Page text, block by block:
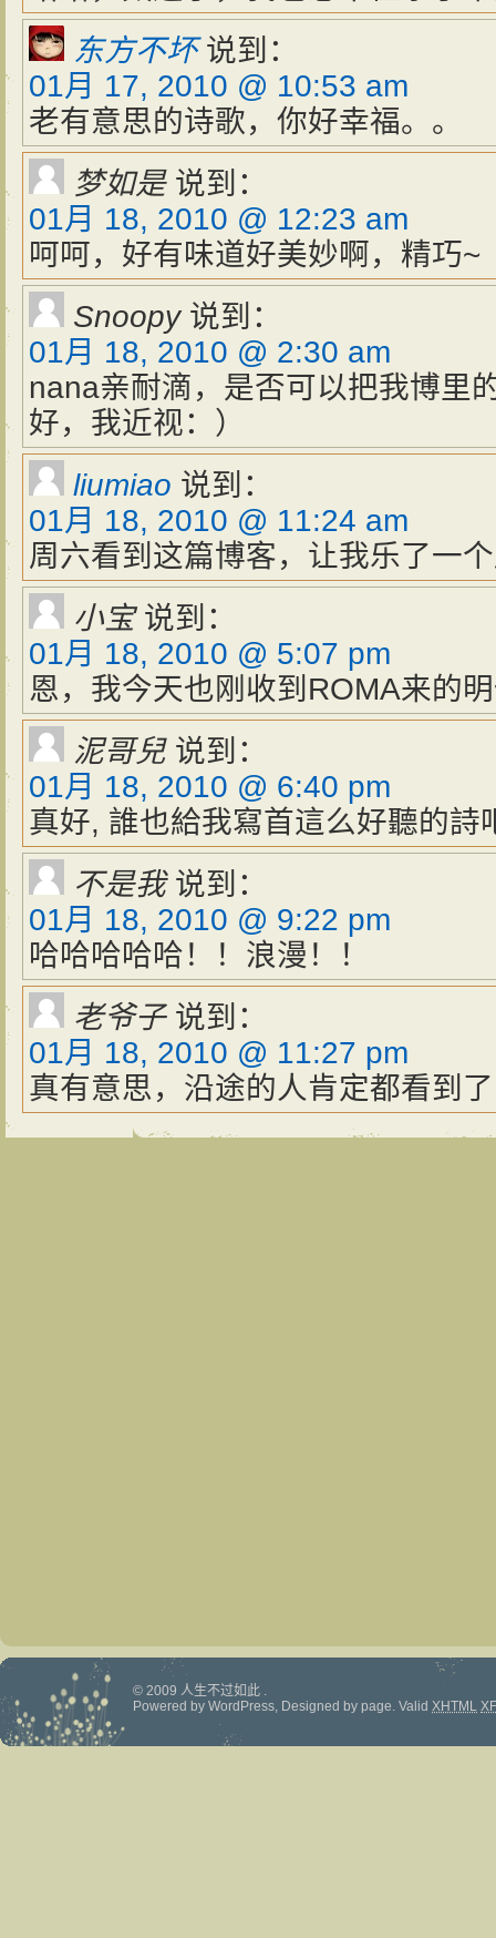
东方不坏 说到：
01月 17, 2010 @ 10:53 am
老有意思的诗歌，你好幸福。。
梦如是 说到：
01月 18, 2010 @ 12:23 am
呵呵，好有味道好美妙啊，精巧~
Snoopy 说到：
01月 18, 2010 @ 2:30 am
nana亲耐滴，是否可以把我博里
好，我近视：）
liumiao 说到：
01月 18, 2010 @ 11:24 am
周六看到这篇博客，让我乐了一
小宝 说到：
01月 18, 2010 @ 5:07 pm
恩，我今天也刚收到ROMA来的
泥哥兒 说到：
01月 18, 2010 @ 6:40 pm
真好, 誰也給我寫首這么好聽的詩
不是我 说到：
01月 18, 2010 @ 9:22 pm
哈哈哈哈哈！！浪漫！！
老爷子 说到：
01月 18, 2010 @ 11:27 pm
真有意思，沿途的人肯定都看到
© 2009 人生不过如此 .
Powered by WordPress, Designed by page. Valid XHTML